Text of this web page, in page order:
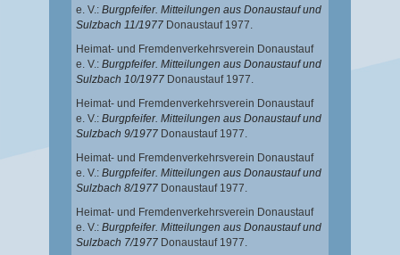
e. V.: Burgpfeifer. Mitteilungen aus Donaustauf und
Sulzbach 11/1977 Donaustauf 1977.
Heimat- und Fremdenverkehrsverein Donaustauf
e. V.: Burgpfeifer. Mitteilungen aus Donaustauf und
Sulzbach 10/1977 Donaustauf 1977.
Heimat- und Fremdenverkehrsverein Donaustauf
e. V.: Burgpfeifer. Mitteilungen aus Donaustauf und
Sulzbach 9/1977 Donaustauf 1977.
Heimat- und Fremdenverkehrsverein Donaustauf
e. V.: Burgpfeifer. Mitteilungen aus Donaustauf und
Sulzbach 8/1977 Donaustauf 1977.
Heimat- und Fremdenverkehrsverein Donaustauf
e. V.: Burgpfeifer. Mitteilungen aus Donaustauf und
Sulzbach 7/1977 Donaustauf 1977.